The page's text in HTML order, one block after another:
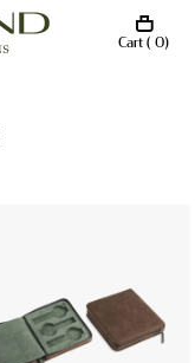
Cart ( 0)